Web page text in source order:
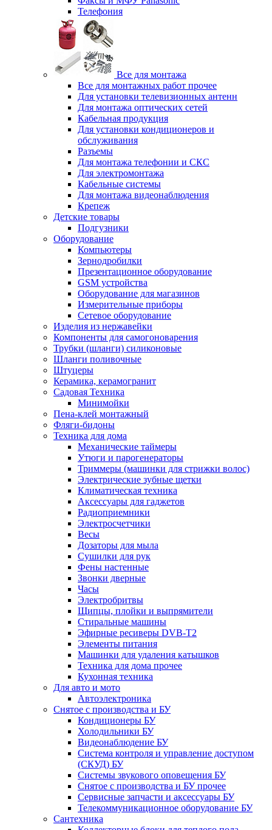
Телефония
Все для монтажа
Все для монтажных работ прочее
Для установки телевизионных антенн
Для монтажа оптических сетей
Кабельная продукция
Для установки кондиционеров и
обслуживания
Разъемы
Для монтажа телефонии и СКС
Для электромонтажа
Кабельные системы
Для монтажа видеонаблюдения
Крепеж
Детские товары
Подгузники
Оборудование
Компьютеры
Зернодробилки
Презентационное оборудование
GSM устройства
Оборудование для магазинов
Измерительные приборы
Сетевое оборудование
Изделия из нержавейки
Компоненты для самогоноварения
Трубки (шланги) силиконовые
Шланги поливочные
Штуцеры
Керамика, керамогранит
Садовая Техника
Минимойки
Пена-клей монтажный
Фляги-бидоны
Техника для дома
Механические таймеры
Утюги и парогенераторы
Триммеры (машинки для стрижки волос)
Электрические зубные щетки
Климатическая техника
Аксессуары для гаджетов
Радиоприемники
Электросчетчики
Весы
Дозаторы для мыла
Сушилки для рук
Фены настенные
Звонки дверные
Часы
Электробритвы
Щипцы, плойки и выпрямители
Стиральные машины
Эфирные ресиверы DVB-T2
Элементы питания
Машинки для удаления катышков
Техника для дома прочее
Кухонная техника
Для авто и мото
Автоэлектроника
Снятое с производства и БУ
Кондиционеры БУ
Холодильники БУ
Видеонаблюдение БУ
Система контроля и управление доступом
(СКУД) БУ
Системы звукового оповещения БУ
Снятое с производства и БУ прочее
Сервисные запчасти и аксессуары БУ
Телекоммуникационное оборудование БУ
Сантехника